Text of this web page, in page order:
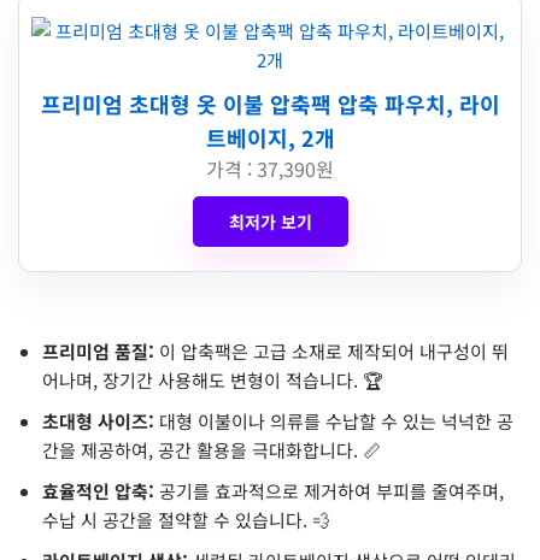
프리미엄 초대형 옷 이불 압축팩 압축 파우치, 라이
트베이지, 2개
가격 : 37,390원
최저가 보기
프리미엄 품질: 이 압축팩은 고급 소재로 제작되어 내구성이 뛰
어나며, 장기간 사용해도 변형이 적습니다. 🏆
초대형 사이즈: 대형 이불이나 의류를 수납할 수 있는 넉넉한 공
간을 제공하여, 공간 활용을 극대화합니다. 📏
효율적인 압축: 공기를 효과적으로 제거하여 부피를 줄여주며,
수납 시 공간을 절약할 수 있습니다. 💨